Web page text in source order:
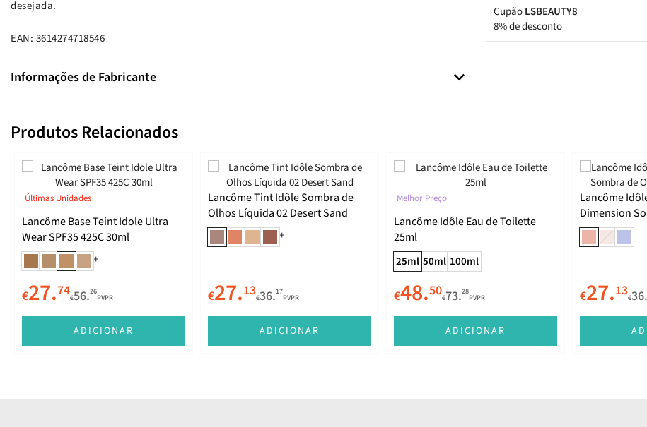
desejada.
EAN: 3614274718546
Informações de Fabricante
CupãoLSBEAUTY8
8% de desconto
Produtos Relacionados
Últimas Unidades
Lancôme Base Teint Idole Ultra
Wear SPF35 425C 30ml
+
€27.74€56.26
PVPR
ADICIONAR
Lancôme Tint Idôle Sombra de
Olhos Líquida 02 Desert Sand
+
€27.13€36.17
PVPR
ADICIONAR
Melhor Preço
Lancôme Idôle Eau de Toilette
25ml
25ml 50ml 100ml
€48.50€73.28
PVPR
ADICIONAR
Lancôme
Dimension
Stellar Light
€27.13€36.